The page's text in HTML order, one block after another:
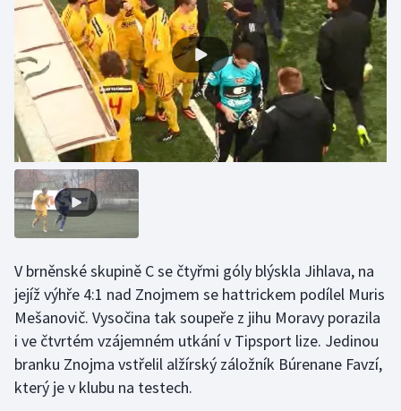
Olympijské hry
Parasport
Plavání
Plážový volejbal
Ragby
Rychlostní kanoistika
Short track
Sportovní střelba
V brněnské skupině C se čtyřmi góly blýskla Jihlava, na
jejíž výhře 4:1 nad Znojmem se hattrickem podílel Muris
Mešanovič. Vysočina tak soupeře z jihu Moravy porazila
i ve čtvrtém vzájemném utkání v Tipsport lize. Jedinou
branku Znojma vstřelil alžírský záložník Búrenane Favzí,
který je v klubu na testech.